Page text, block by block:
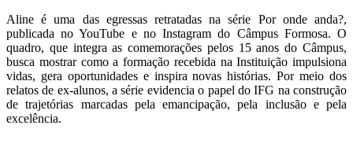
Aline é uma das egressas retratadas na série Por onde anda?,
publicada no YouTube e no Instagram do Câmpus Formosa. O
quadro, que integra as comemorações pelos 15 anos do Câmpus,
busca mostrar como a formação recebida na Instituição impulsiona
vidas, gera oportunidades e inspira novas histórias. Por meio dos
relatos de ex-alunos, a série evidencia o papel do IFG na construção
de trajetórias marcadas pela emancipação, pela inclusão e pela
excelência.